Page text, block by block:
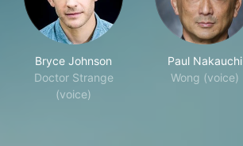
Bryce Johnson
Doctor Strange
(voice)
Paul Nakauchi
Wong (voice)